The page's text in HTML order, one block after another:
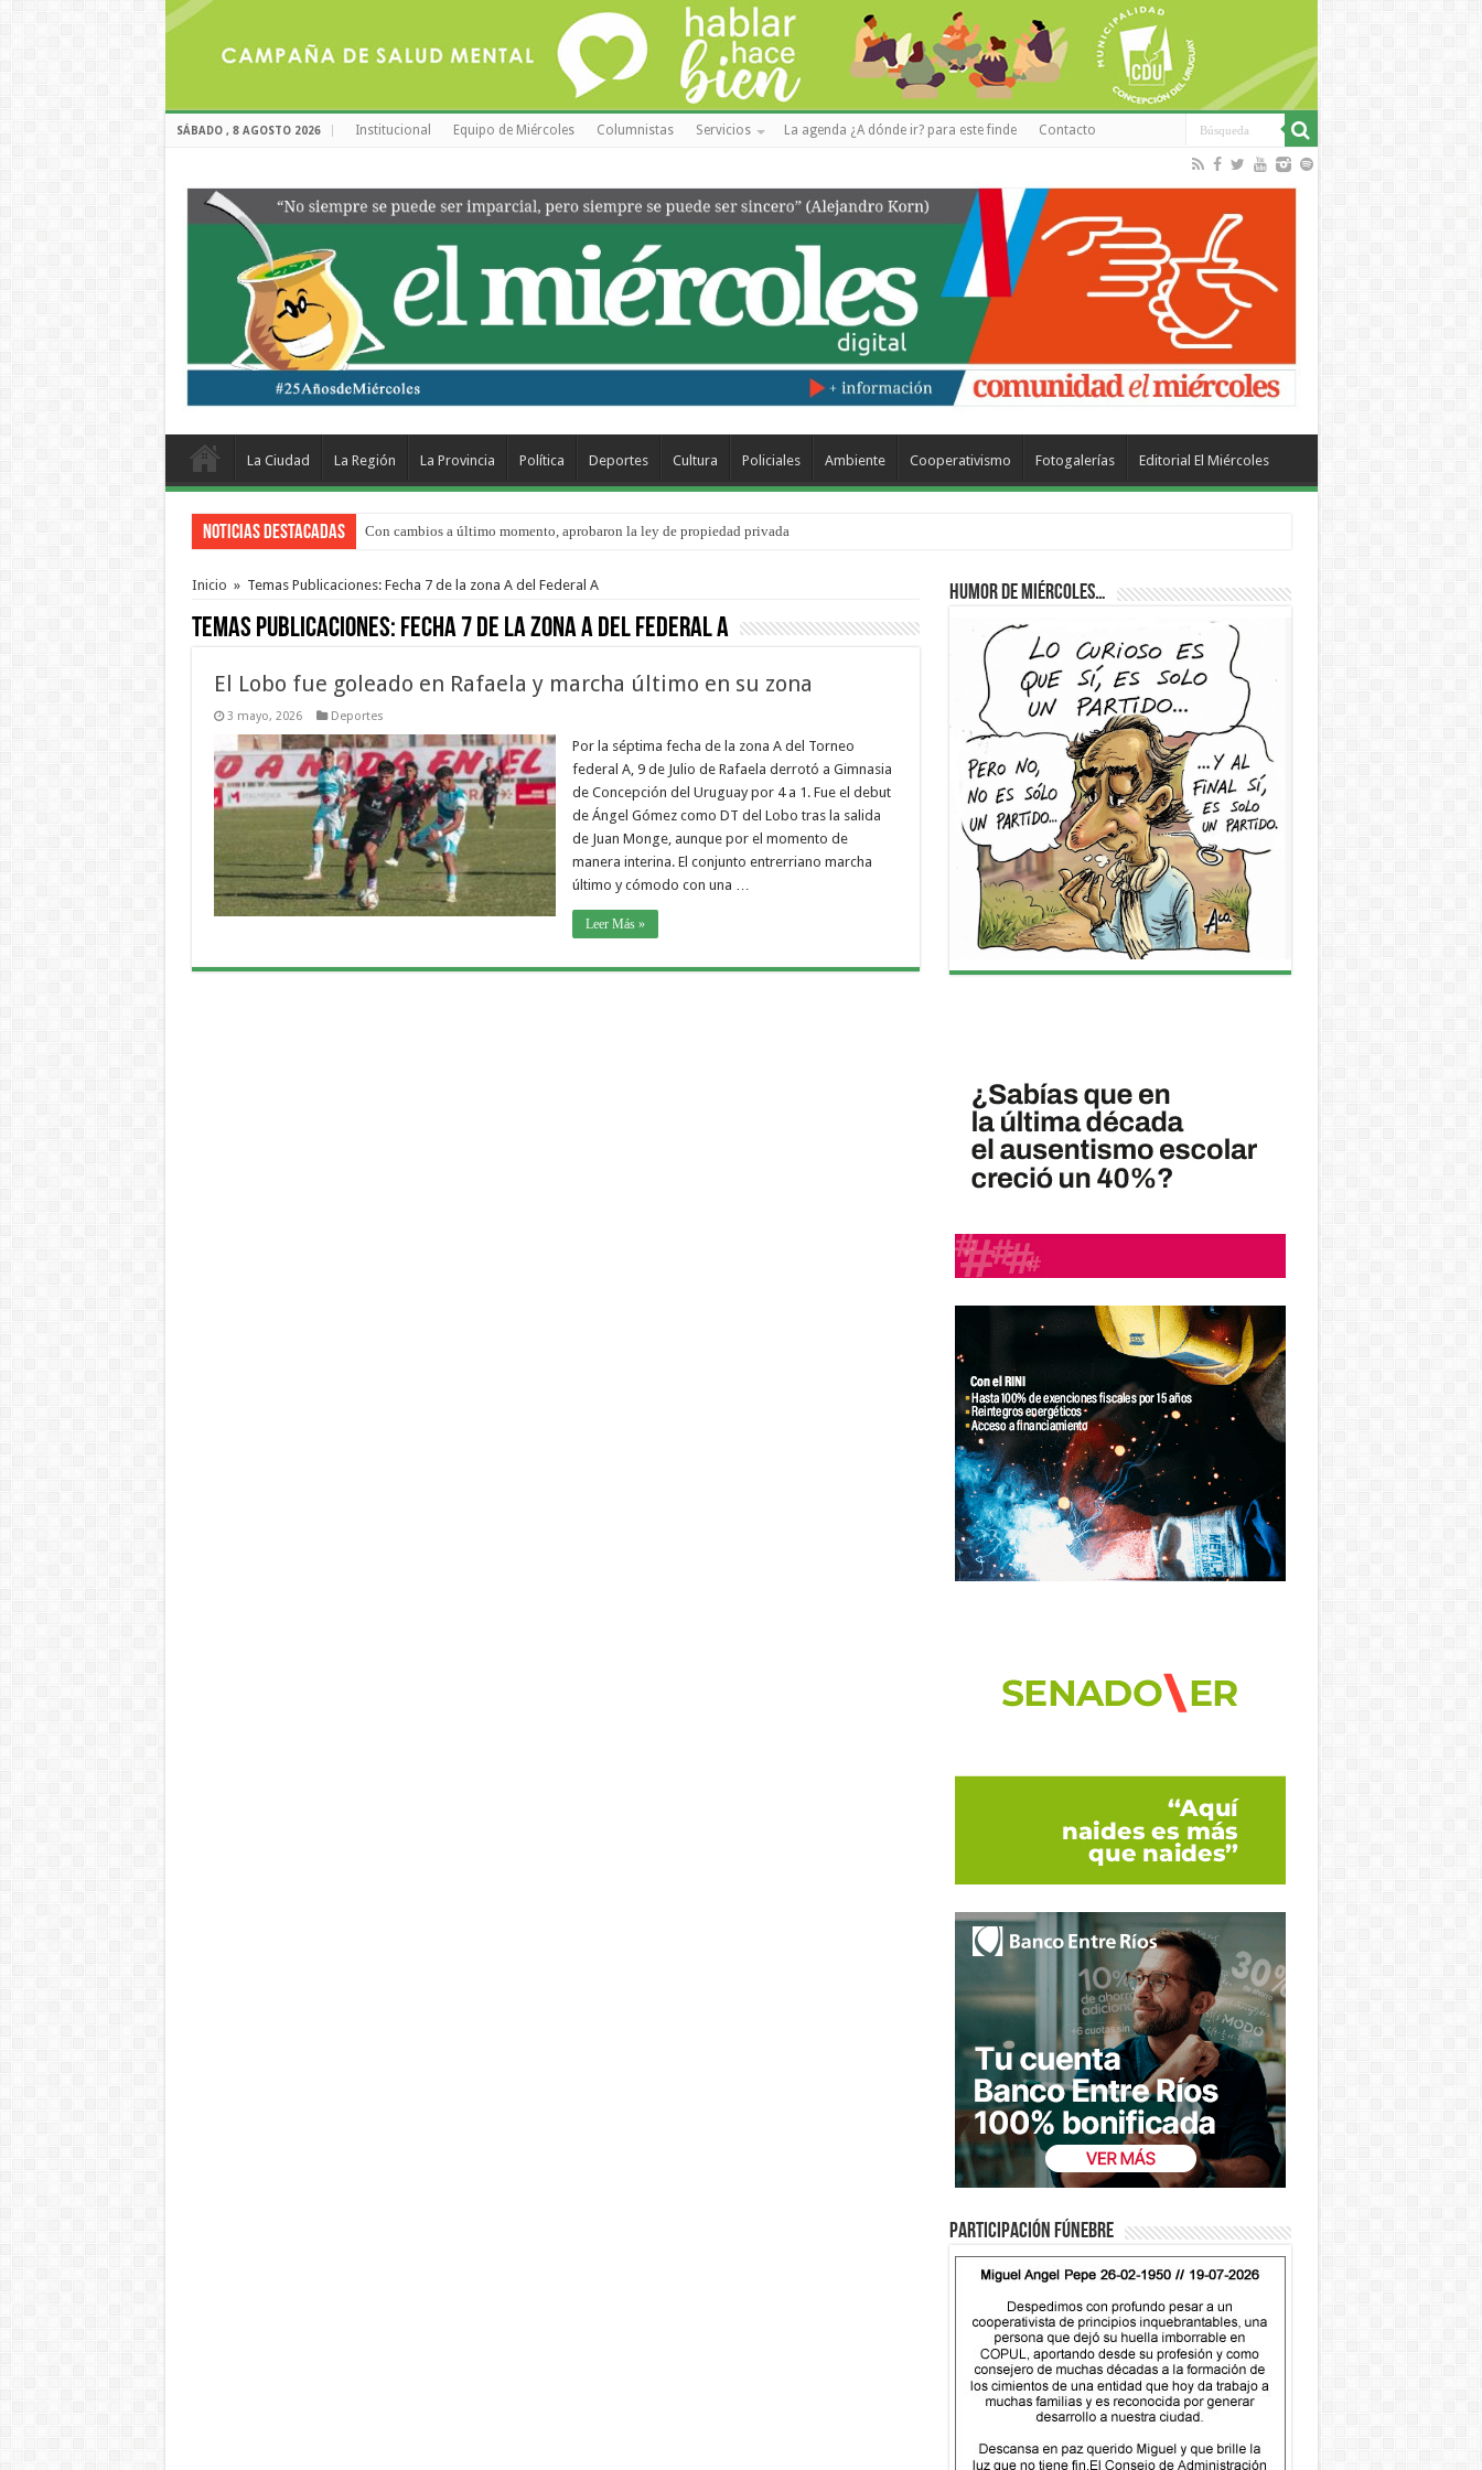
SÁBADO , 8 AGOSTO 2026 Institucional Equipo de Miércoles Columnistas Servicios La agenda ¿A dónde ir? para este finde Contacto
La Ciudad La Región La Provincia Política Deportes Cultura Policiales Ambiente Cooperativismo Fotogalerías Editorial El Miércoles
Noticias Destacadas Con cambios a último momento, aprobaron la ley de propiedad privada
Adopción en Entre Ríos: el 35% de los 90 niños, niñas y adolescentes que esperan una familia tiene CUD
Inicio » Temas Publicaciones: Fecha 7 de la zona A del Federal A
Temas Publicaciones: Fecha 7 de la zona A del Federal A
El Lobo fue goleado en Rafaela y marcha último en su zona
3 mayo, 2026 Deportes
Por la séptima fecha de la zona A del Torneo
federal A, 9 de Julio de Rafaela derrotó a Gimnasia
de Concepción del Uruguay por 4 a 1. Fue el debut
de Ángel Gómez como DT del Lobo tras la salida
de Juan Monge, aunque por el momento de
manera interina. El conjunto entrerriano marcha
último y cómodo con una …
Leer Más »
Humor de Miércoles…
Participación fúnebre